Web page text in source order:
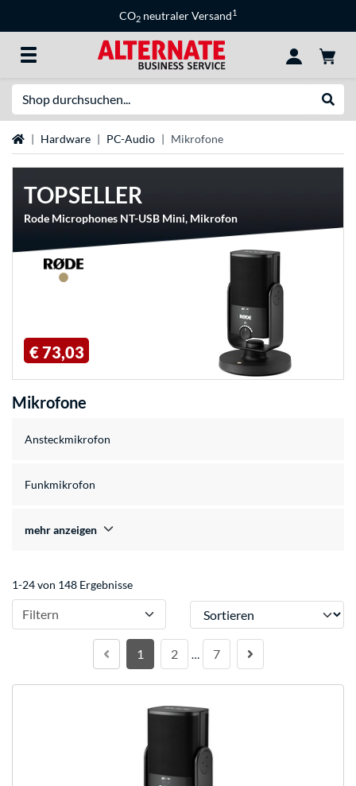
CO2 neutraler Versand1
StartseiteHardware PC-Audio Mikrofone
TOPSELLER
Rode Microphones NT-USB Mini, Mikrofon
€ 73,03
Mikrofone
Ansteckmikrofon
Funkmikrofon
mehr anzeigen
1-24 von 148 Ergebnisse
Filtern Sortieren
1 2 … 7